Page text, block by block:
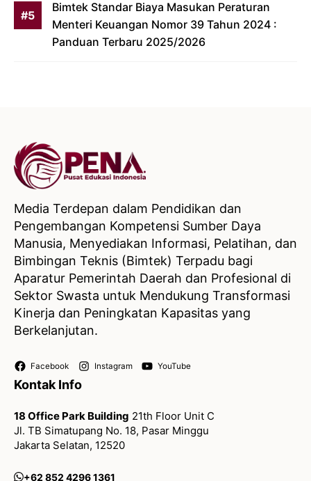
Bimtek Standar Biaya Masukan Peraturan
Menteri Keuangan Nomor 39 Tahun 2024 :
Panduan Terbaru 2025/2026
Media Terdepan dalam Pendidikan dan
Pengembangan Kompetensi Sumber Daya
Manusia, Menyediakan Informasi, Pelatihan, dan
Bimbingan Teknis (Bimtek) Terpadu bagi
Aparatur Pemerintah Daerah dan Profesional di
Sektor Swasta untuk Mendukung Transformasi
Kinerja dan Peningkatan Kapasitas yang
Berkelanjutan.
Facebook Instagram YouTube
Kontak Info
18 Office Park Building 21th Floor Unit C
Jl. TB Simatupang No. 18, Pasar Minggu
Jakarta Selatan, 12520
+62 852 4296 1361